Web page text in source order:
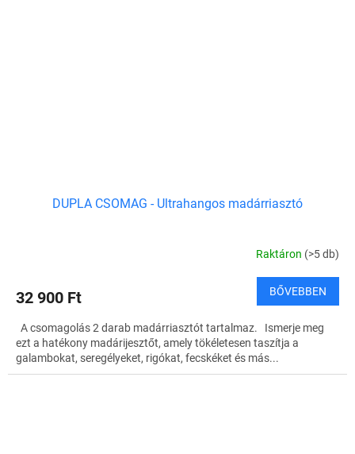
DUPLA CSOMAG - Ultrahangos madárriasztó
Raktáron (>5 db)
32 900 Ft BŐVEBBEN
A csomagolás 2 darab madárriasztót tartalmaz. Ismerje meg
ezt a hatékony madárijesztőt, amely tökéletesen taszítja a
galambokat, seregélyeket, rigókat, fecskéket és más...